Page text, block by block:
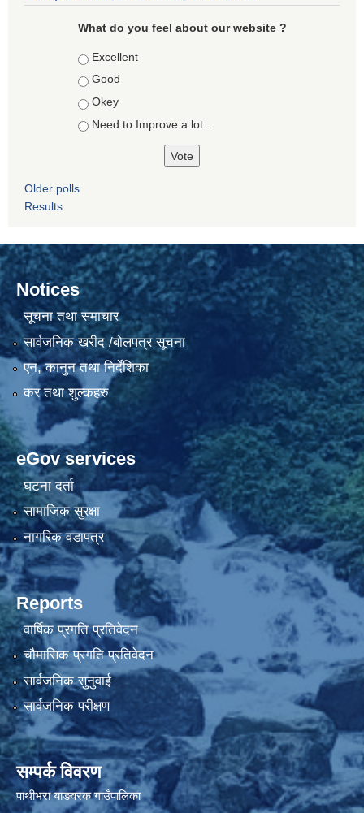
What do you feel about our website ?
Choices
Excellent
Good
Okey
Need to Improve a lot .
Older polls
Results
Notices
सूचना तथा समाचार
सार्वजनिक खरीद /बोलपत्र सूचना
एन, कानुन तथा निर्देशिका
कर तथा शुल्कहरु
eGov services
घटना दर्ता
सामाजिक सुरक्षा
नागरिक वडापत्र
Reports
वार्षिक प्रगति प्रतिवेदन
चौमासिक प्रगति प्रतिवेदन
सार्वजनिक सुनुवाई
सार्वजनिक परीक्षण
सम्पर्क विवरण
पाथीभरा याङवरक गाउँपालिका